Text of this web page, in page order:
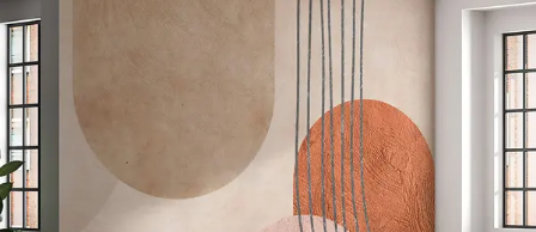
Paleta de colores
Inteligente
Borrar todos los filtros